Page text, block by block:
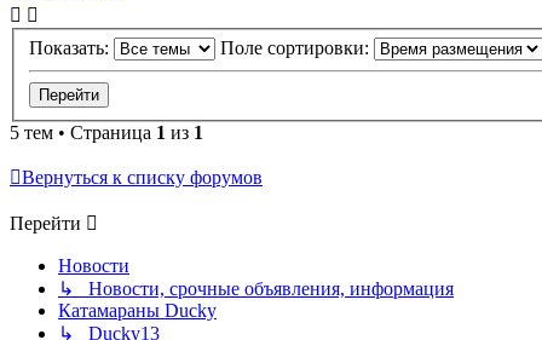
Показать: Поле сортировки:
5 тем • Страница 1 из 1
Вернуться к списку форумов
Перейти
Новости
↳ Новости, срочные объявления, информация
Катамараны Ducky
↳ Ducky13